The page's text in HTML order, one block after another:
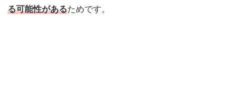
る可能性があるためです。